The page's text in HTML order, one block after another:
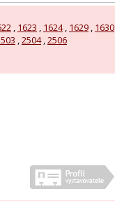
, 1623 , 1624, 1629 , 1630
,2504,2506